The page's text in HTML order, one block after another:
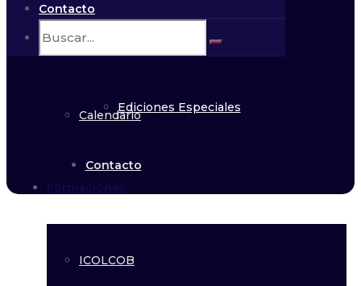
Ediciones Especiales
Contacto
Calendario
Formaciones
ICOLCOB
Contacto